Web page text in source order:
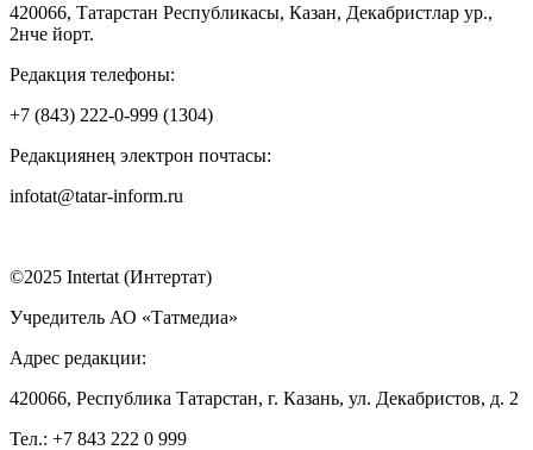
420066, Татарстан Республикасы, Казан, Декабристлар ур.,
2нче йорт.
Редакция телефоны:
+7 (843) 222-0-999 (1304)
Редакциянең электрон почтасы:
infotat@tatar-inform.ru
©2025 Intertat (Интертат)
Учредитель АО «Татмедиа»
Адрес редакции:
420066, Республика Татарстан, г. Казань, ул. Декабристов, д. 2
Тел.: +7 843 222 0 999